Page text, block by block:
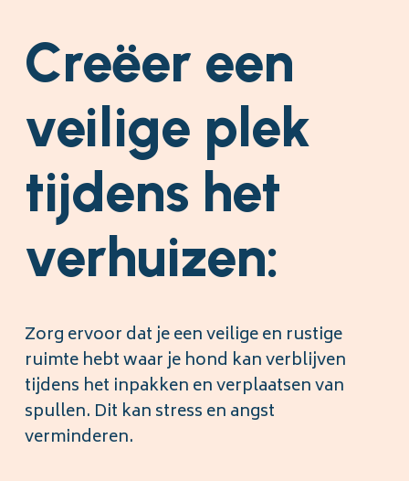
Creëer een
veilige plek
tijdens het
verhuizen:
Zorg ervoor dat je een veilige en rustige
ruimte hebt waar je hond kan verblijven
tijdens het inpakken en verplaatsen van
spullen. Dit kan stress en angst
verminderen.